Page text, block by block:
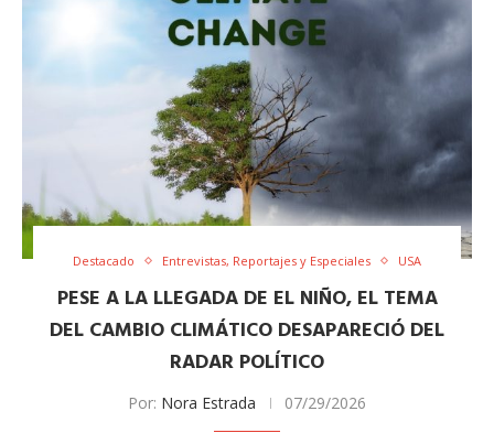
Destacado Entrevistas, Reportajes y Especiales USA
PESE A LA LLEGADA DE EL NIÑO, EL TEMA
DEL CAMBIO CLIMÁTICO DESAPARECIÓ DEL
RADAR POLÍTICO
Por: Nora Estrada 07/29/2026